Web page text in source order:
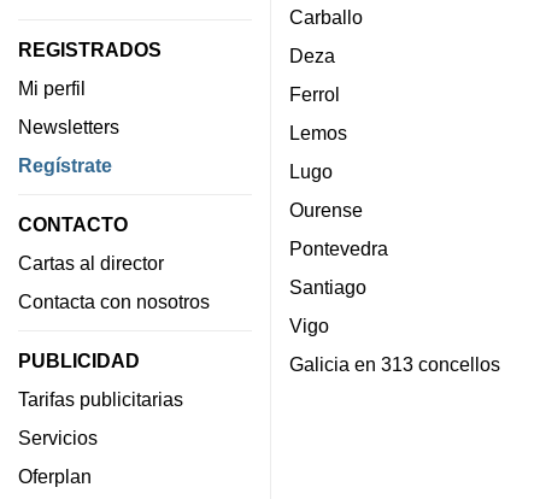
REGISTRADOS
Mi perfil
Newsletters
Regístrate
CONTACTO
Cartas al director
Contacta con nosotros
PUBLICIDAD
Tarifas publicitarias
Servicios
Oferplan
Carballo
Deza
Ferrol
Lemos
Lugo
Ourense
Pontevedra
Santiago
Vigo
Galicia en 313 concellos